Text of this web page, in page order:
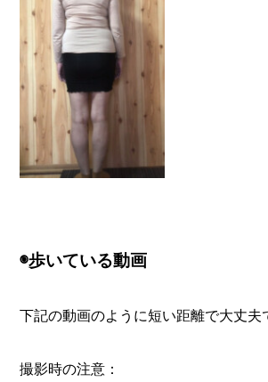
◉歩いている動画
下記の動画のように短い距離で大丈夫
撮影時の注意：